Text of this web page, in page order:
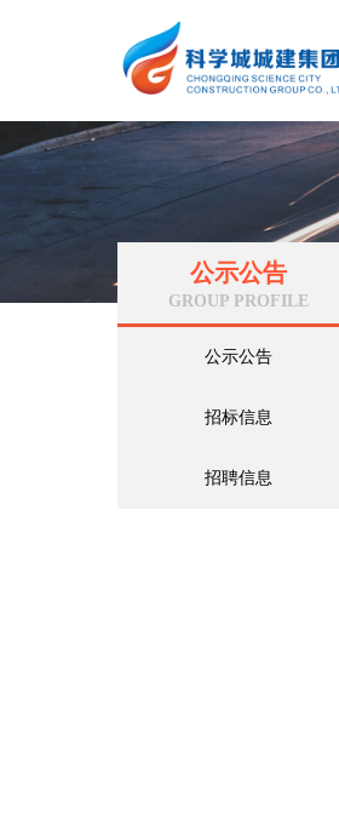
公示公告
GROUP PROFILE
公示公告
招标信息
招聘信息